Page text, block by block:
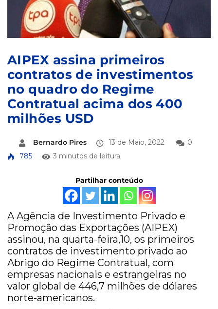
AIPEX assina primeiros
contratos de investimentos
no quadro do Regime
Contratual acima dos 400
milhões USD
Bernardo Pires 13 de Maio, 2022
0
785
3 minutos de leitura
Partilhar conteúdo
A Agência de Investimento Privado e
Promoção das Exportações (AIPEX)
assinou, na quarta-feira,10, os primeiros
contratos de investimento privado ao
Abrigo do Regime Contratual, com
empresas nacionais e estrangeiras no
valor global de 446,7 milhões de dólares
norte-americanos.